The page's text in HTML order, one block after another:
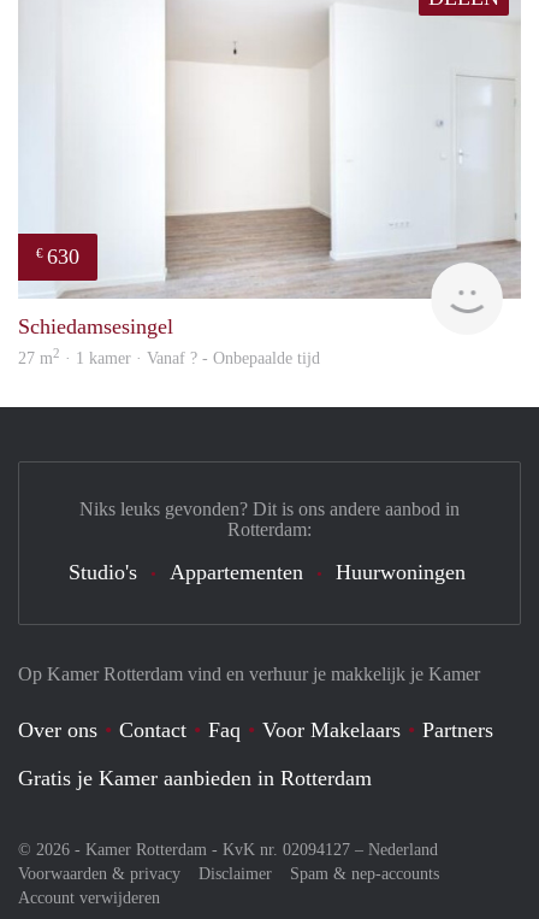
€ 630
Schiedamsesingel
27 m2 · 1 kamer · Vanaf ? - Onbepaalde tijd
Op Kamer Rotterdam vind en verhuur je makkelijk je Kamer
Over ons Contact Faq Voor Makelaars
Partners
Gratis je Kamer aanbieden in Rotterdam
© 2026 - Kamer Rotterdam - KvK nr. 02094127 – Nederland
Voorwaarden & privacy
Disclaimer
Spam & nep-accounts
Account verwijderen
Niks leuks gevonden? Dit is ons andere aanbod in
Rotterdam:
Studio's Appartementen Huurwoningen